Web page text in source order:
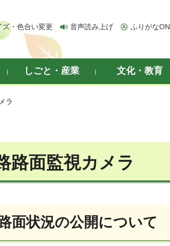
ズ・色合い変更 音声読み上げ ふりがなON
しごと・産業 文化・教育
ラ
路面監視カメラ
面状況の公開について